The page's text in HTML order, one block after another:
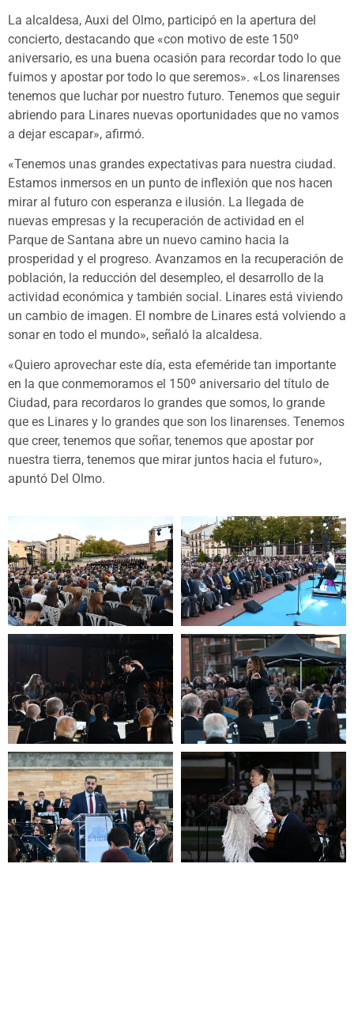
La alcaldesa, Auxi del Olmo, participó en la apertura del
concierto, destacando que «con motivo de este 150º
aniversario, es una buena ocasión para recordar todo lo que
fuimos y apostar por todo lo que seremos». «Los linarenses
tenemos que luchar por nuestro futuro. Tenemos que seguir
abriendo para Linares nuevas oportunidades que no vamos
a dejar escapar», afirmó.
«Tenemos unas grandes expectativas para nuestra ciudad.
Estamos inmersos en un punto de inflexión que nos hacen
mirar al futuro con esperanza e ilusión. La llegada de
nuevas empresas y la recuperación de actividad en el
Parque de Santana abre un nuevo camino hacia la
prosperidad y el progreso. Avanzamos en la recuperación de
población, la reducción del desempleo, el desarrollo de la
actividad económica y también social. Linares está viviendo
un cambio de imagen. El nombre de Linares está volviendo a
sonar en todo el mundo», señaló la alcaldesa.
«Quiero aprovechar este día, esta efeméride tan importante
en la que conmemoramos el 150º aniversario del título de
Ciudad, para recordaros lo grandes que somos, lo grande
que es Linares y lo grandes que son los linarenses. Tenemos
que creer, tenemos que soñar, tenemos que apostar por
nuestra tierra, tenemos que mirar juntos hacia el futuro»,
apuntó Del Olmo.